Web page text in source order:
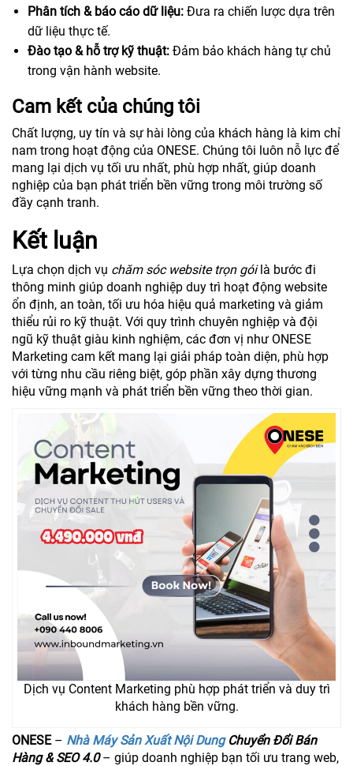
Phân tích & báo cáo dữ liệu: Đưa ra chiến lược dựa trên
dữ liệu thực tế.
Đào tạo & hỗ trợ kỹ thuật: Đảm bảo khách hàng tự chủ
trong vận hành website.
Cam kết của chúng tôi
Chất lượng, uy tín và sự hài lòng của khách hàng là kim chỉ
nam trong hoạt động của ONESE. Chúng tôi luôn nỗ lực để
mang lại dịch vụ tối ưu nhất, phù hợp nhất, giúp doanh
nghiệp của bạn phát triển bền vững trong môi trường số
đầy cạnh tranh.
Kết luận
Lựa chọn dịch vụ chăm sóc website trọn góilà bước đi
thông minh giúp doanh nghiệp duy trì hoạt động website
ổn định, an toàn, tối ưu hóa hiệu quả marketing và giảm
thiểu rủi ro kỹ thuật. Với quy trình chuyên nghiệp và đội
ngũ kỹ thuật giàu kinh nghiệm, các đơn vị như ONESE
Marketing cam kết mang lại giải pháp toàn diện, phù hợp
với từng nhu cầu riêng biệt, góp phần xây dựng thương
hiệu vững mạnh và phát triển bền vững theo thời gian.
Dịch vụ Content Marketing phù hợp phát triển và duy trì
khách hàng bền vững.
ONESE– Nhà Máy Sản Xuất Nội DungChuyển Đổi Bán
Hàng & SEO 4.0– giúp doanh nghiệp bạn tối ưu trang web,